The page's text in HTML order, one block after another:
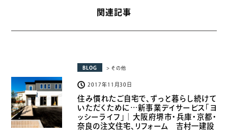
関連記事
BLOG > その他
2017年11月30日
住み慣れたご自宅で、ずっと暮らし続けて
いただくために…新事業デイサービス「ヨ
ッシーライフ」｜大阪府堺市・兵庫・京都・
奈良の注文住宅、リフォーム 吉村一建設